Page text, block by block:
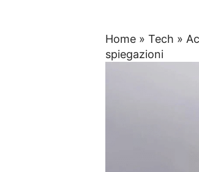
Home »Tech »
spiegazioni